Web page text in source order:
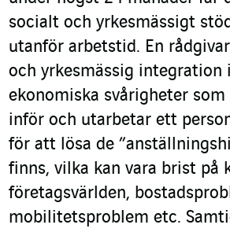
socialt och yrkesmässigt
utanför arbetstid. En
och yrkesmässig integration
ekonomiska svårigheter
inför och utarbetar ett
för att lösa de
finns, vilka kan vara brist på
företagsvärlden,
mobilitetsproblem etc.